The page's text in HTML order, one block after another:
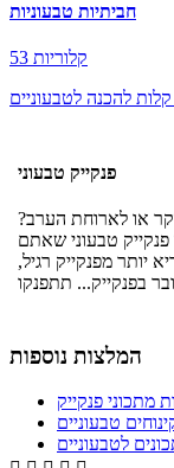
חביתיות טבעוניות
53 קלוריות
להכנה לטבעוניים
פנקייק טבעוני
או לארוחת הערב?
טבעוני שאתם
יותר מפנקייק רגיל,
המלצות נוספות
מתכוני פנקייק
טבעוניים
לטבעוניים